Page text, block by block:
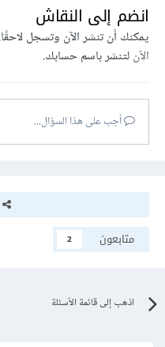
انضم إلى النقاش
يمكنك أن تنشر الآن وتسجل
الآنلتنشر باسم حسابك.
أجب على هذا السؤال...
متابعون
2
اذهب إلى قائمة الأسئلة